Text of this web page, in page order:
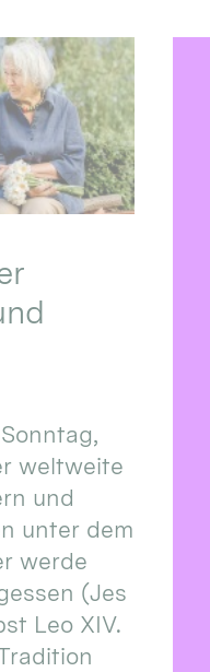
weltweite
und
unter dem
werde
(Jes
Leo XIV.